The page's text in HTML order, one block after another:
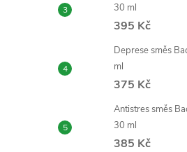
30 ml
395 Kč
Deprese směs
ml
375 Kč
Antistres směs
30 ml
385 Kč